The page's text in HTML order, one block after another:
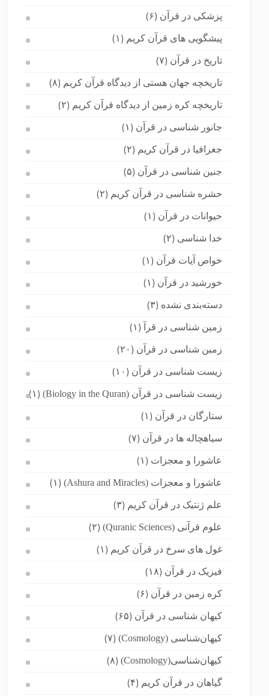
پزشکی در قرآن (۶)
پیشگویی های قرآن کریم (۱)
تاریخ در قرآن (۷)
تاریخچه جهان هستی از دیدگاه قرآن کریم (۸)
تاریخچه کره زمین از دیدگاه قرآن کریم (۲)
جانور شناسی در قرآن (۱)
جغرافیا در قرآن کریم (۲)
جنین شناسی در قرآن (۵)
حشره شناسی در قرآن کریم (۲)
حیوانات در قرآن (۱)
خدا شناسی (۲)
خواص آیات قرآن (۱)
خورشید در قرآن (۱)
دسته‌بندی نشده (۳)
زمین شناسی در قرآ (۱)
زمین شناسی در قرآن (۲۰)
زیست شناسی در قرآن (۱۰)
زیست شناسی در قرآن (Biology in the Quran) (۱)
ستارگان در قرآن (۱)
سیاهچاله ها در قرآن (۷)
عاشورا و معجزات (۱)
عاشورا و معجزات (Ashura and Miracles) (۱)
علم ژنتیک در قرآن کریم (۳)
علوم قرآنی (Quranic Sciences) (۲)
غول های سرخ در قرآن کریم (۱)
فیزیک در قرآن (۱۸)
کره زمین در قرآن (۶)
کیهان شناسی در قرآن (۶۵)
کیهان‌شناسی (Cosmology) (۷)
کیهان‌شناسی(Cosmology) (۸)
گیاهان در قرآن کریم (۴)